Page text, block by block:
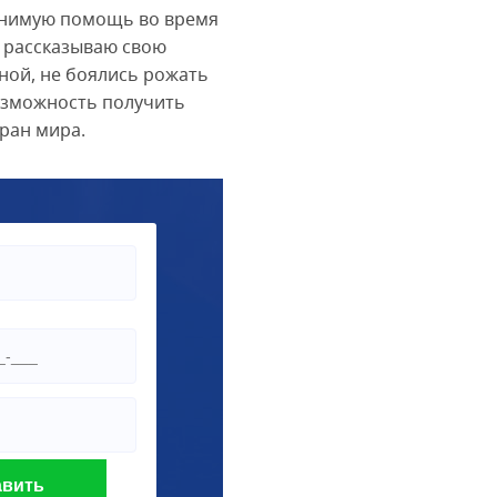
помощь во время
свою
не боялись рожать
получить
мира.